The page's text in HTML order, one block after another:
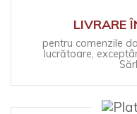
LIVRARE
pentru comenzile
lucrătoare,